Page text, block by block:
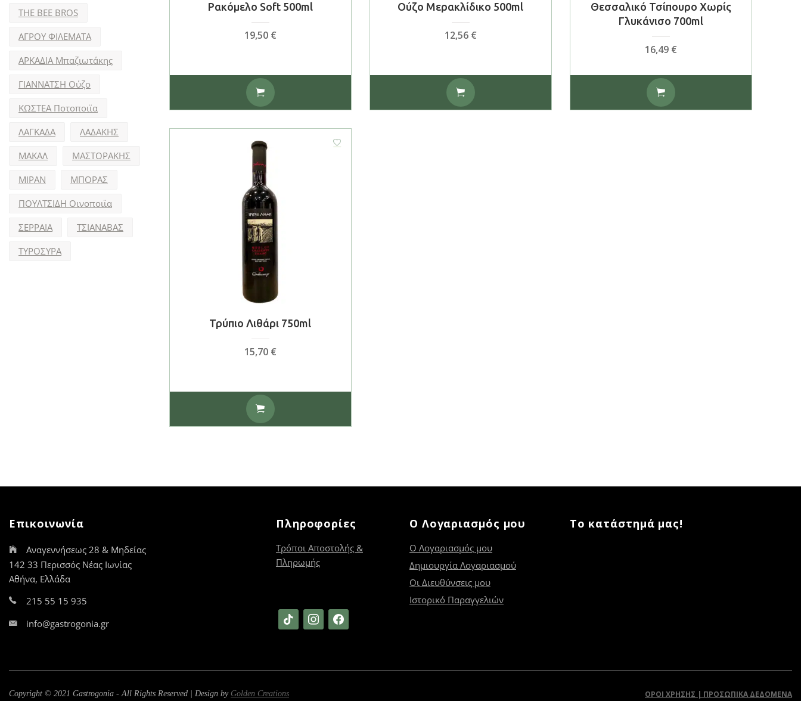
THE BEE BROS
ΑΓΡΟΥ ΦΙΛΕΜΑΤΑ
ΑΡΚΑΔΙΑ Μπαζιωτάκης
ΓΙΑΝΝΑΤΣΗ Ούζο
ΚΩΣΤΕΑ Ποτοποιϊα
ΛΑΓΚΑΔΑ
ΛΑΔΑΚΗΣ
ΜΑΚΑΛ
ΜΑΣΤΟΡΑΚΗΣ
ΜΙΡΑΝ
ΜΠΟΡΑΣ
ΠΟΥΛΤΣΙΔΗ Οινοποιϊα
ΣΕΡΡΑΙΑ
ΤΣΙΑΝΑΒΑΣ
ΤΥΡΟΣΥΡΑ
Ρακόμελο Soft 500ml
19,50 €
Ούζο Μερακλίδικο 500ml
12,56 €
Θεσσαλικό Τσίπουρο Χωρίς
Γλυκάνισο 700ml
16,49 €
Τρύπιο Λιθάρι 750ml
15,70 €
Επικοινωνία
Αναγεννήσεως 28 & Μηδείας
142 33 Περισσός Νέας Ιωνίας
Αθήνα, Ελλάδα
215 55 15 935
info@gastrogonia.gr
Πληροφορίες
Τρόποι Αποστολής &
Πληρωμής
tiktok instagramfacebook
Ο Λογαριασμός μου
Ο Λογαριασμός μου
Δημιουργία Λογαριασμού
Οι Διευθύνσεις μου
Ιστορικό Παραγγελιών
Το κατάστημά μας!
Copyright © 2021 Gastrogonia - All Rights Reserved | Design by Golden Creations ΌΡΟΙ ΧΡΉΣΗΣ | ΠΡΟΣΩΠΙΚΆ ΔΕΔΟΜΈΝΑ